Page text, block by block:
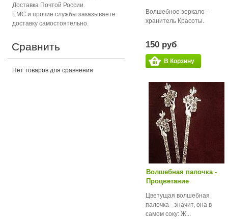
Волшебное зеркало -
хранитель Красоты.
150 руб
В Корзину
Волшебная палочка -
Процветание
Цветущая волшебная
палочка - значит, она в
самом соку: Ж...
Доставка Почтой России.
ЕМС и прочие службы заказываете
доставку самостоятельно.
Сравнить
Нет товаров для сравнения